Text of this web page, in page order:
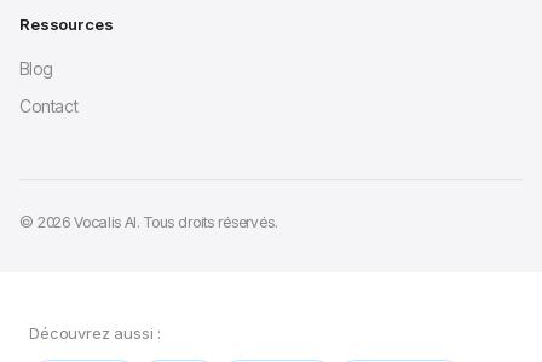
Ressources
Blog
Contact
© 2026 Vocalis AI. Tous droits réservés.
Découvrez aussi :